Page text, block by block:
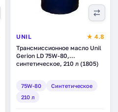
UNIL
★ 4.8
Трансмиссионное масло Unil
Gerion LD 75W-80,
синтетическое, 210 л (1805)
75W-80
Синтетическое
210 л